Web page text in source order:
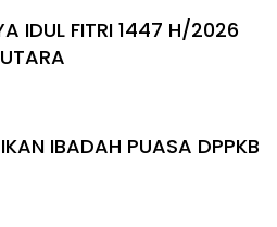
IDUL FITRI 1447 H/2026
IBADAH PUASA DPPKB